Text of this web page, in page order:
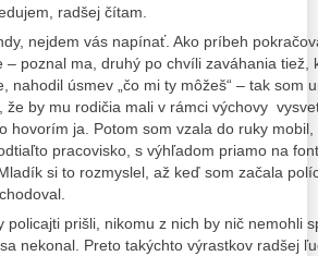
radšej čítam.
nejdem vás napínať. Ako príbeh
– poznal ma, druhý po chvíli zaváhania
nahodil úsmev „čo mi ty môžeš“ – tak som
že by mu rodičia mali v rámci výchovy
hovorím ja. Potom som vzala do ruky
pracovisko, s výhľadom priamo na
si to rozmyslel, až keď som začala
policajti prišli, nikomu z nich by nič nemohli
nekonal. Preto takýchto výrastkov radšej